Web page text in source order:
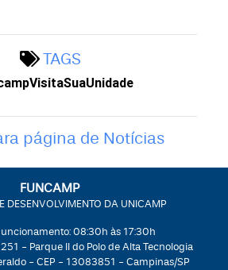
TAGS
página de Notícias
FUNCAMP
DESENVOLVIMENTO DA UNICAMP
08:30h às 17:30h
- Parque II do Polo de Alta Tecnologia
- CEP - 13083851 - Campinas/SP